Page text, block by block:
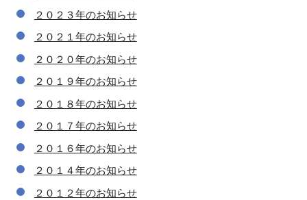
２０２３年のお知らせ
２０２１年のお知らせ
２０２０年のお知らせ
２０１９年のお知らせ
２０１８年のお知らせ
２０１７年のお知らせ
２０１６年のお知らせ
２０１４年のお知らせ
２０１２年のお知らせ